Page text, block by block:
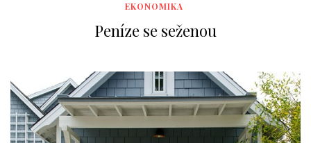
EKONOMIKA
Peníze se seženou